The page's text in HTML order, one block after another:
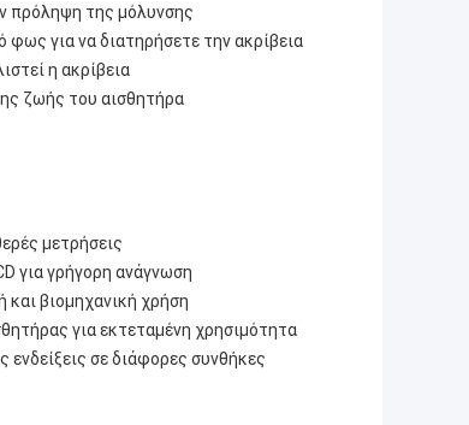
πρόληψη της μόλυνσης
για να διατηρήσετε την ακρίβεια
η ακρίβεια
ζωής του αισθητήρα
μετρήσεις
για γρήγορη ανάγνωση
και βιομηχανική χρήση
για εκτεταμένη χρησιμότητα
ενδείξεις σε διάφορες συνθήκες